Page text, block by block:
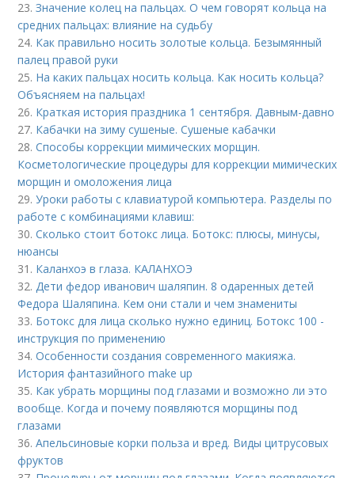
23.Значение колец на пальцах. О чем говорят кольца на
средних пальцах: влияние на судьбу
24. Как правильно носить золотые кольца. Безымянный
палец правой руки
25. На каких пальцах носить кольца. Как носить кольца?
Объясняем на пальцах!
26. Краткая история праздника 1 сентября. Давным-давно
27. Кабачки на зиму сушеные. Сушеные кабачки
28.Способы коррекции мимических морщин.
Косметологические процедуры для коррекции мимических
морщин и омоложения лица
29.Уроки работы с клавиатурой компьютера. Разделы по
работе с комбинациями клавиш:
30.Сколько стоит ботокс лица. Ботокс: плюсы, минусы,
нюансы
31. Каланхоэ в глаза. КАЛАНХОЭ
32.Дети федор иванович шаляпин. 8 одаренных детей
Федора Шаляпина. Кем они стали и чем знамениты
33. Ботокс для лица сколько нужно единиц. Ботокс 100 -
инструкция по применению
34.Особенности создания современного макияжа.
История фантазийного make up
35. Как убрать морщины под глазами и возможно ли это
вообще. Когда и почему появляются морщины под
глазами
36.Апельсиновые корки польза и вред. Виды цитрусовых
фруктов